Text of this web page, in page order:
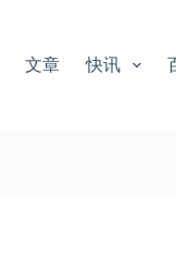
文章 快讯